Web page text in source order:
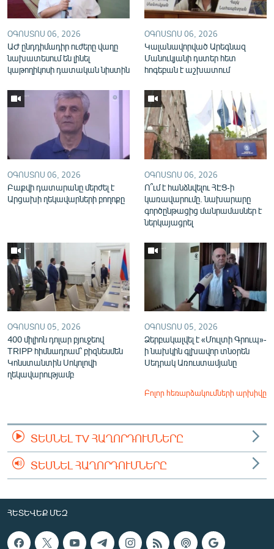
English
Русский
ՀԵՏԵՎԵՔ ՄԵԶ
«Ազատության» բոլոր կայքերը
ՕԳՈՍՏՈՍ 06, 2026
ԱԺ ընդդիմադիր ուժերը վաղը
նախատեսում են լինել
կաթողիկոսի դատական նիստին
ՕԳՈՍՏՈՍ 06, 2026
Կալանավորված Արեգնազ
Մանուկյանի դստեր հետ
հոգեբան է աշխատում
ՕԳՈՍՏՈՍ 06, 2026
Բաքվի դատարանը մերժել է
Արցախի ղեկավարների բողոքը
ՕԳՈՍՏՈՍ 06, 2026
Ո՞ւմ է հանձնվելու ՀԷՑ-ի
կառավարումը. նախարարը
գործընթացից մանրամասներ է
ներկայացրել
ՕԳՈՍՏՈՍ 05, 2026
400 միլիոն դոլար բյուջեով
TRIPP հիմնադրամ՝ բիզնեսմեն
Կոնստանտին Սոկոլովի
ղեկավարությամբ
ՕԳՈՍՏՈՍ 05, 2026
Ձերբակալվել է «Մուլտի Գրուպ»-
ի նախկին գլխավոր տնօրեն
Սեդրակ Առուստամյանը
Բոլոր հեռարձակումների արխիվը
ՏԵՍՆԵԼ TV ՀԱՂՈՐԴՈՒՄՆԵՐԸ
ՏԵՍՆԵԼ ՀԱՂՈՐԴՈՒՄՆԵՐԸ
ՀԵՏԵՎԵՔ ՄԵԶ